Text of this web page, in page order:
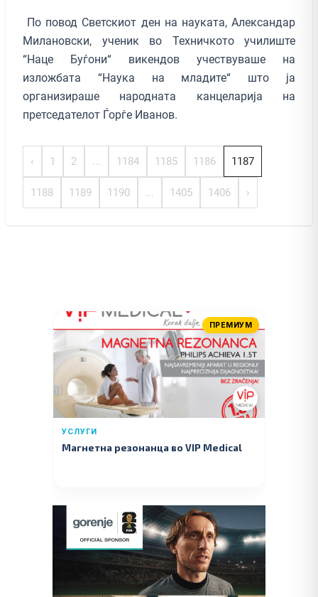
По повод Светскиот ден на науката, Александар
Милановски, ученик во Техничкото училиште
“Наце Буѓони“ викендов учествуваше на
изложбата “Наука на младите“ што ја
организираше народната канцеларија на
претседателот Ѓорѓе Иванов.
‹ 1 2 ... 1184 1185 1186 1187
1188 1189 1190 ... 1405 1406 ›
ПРЕМИУМ
УСЛУГИ
Магнетна резонанца во VIP Medical